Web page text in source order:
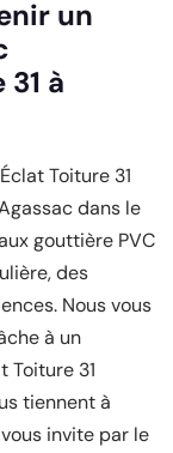
un
à
Toiture 31
dans le
gouttière PVC
des
Nous vous
à un
Toiture 31
tiennent à
invite par le